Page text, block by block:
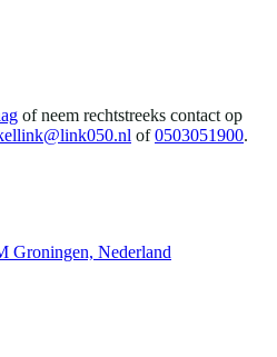
of neem rechtstreeks contact op
of 0503051900.
Groningen, Nederland